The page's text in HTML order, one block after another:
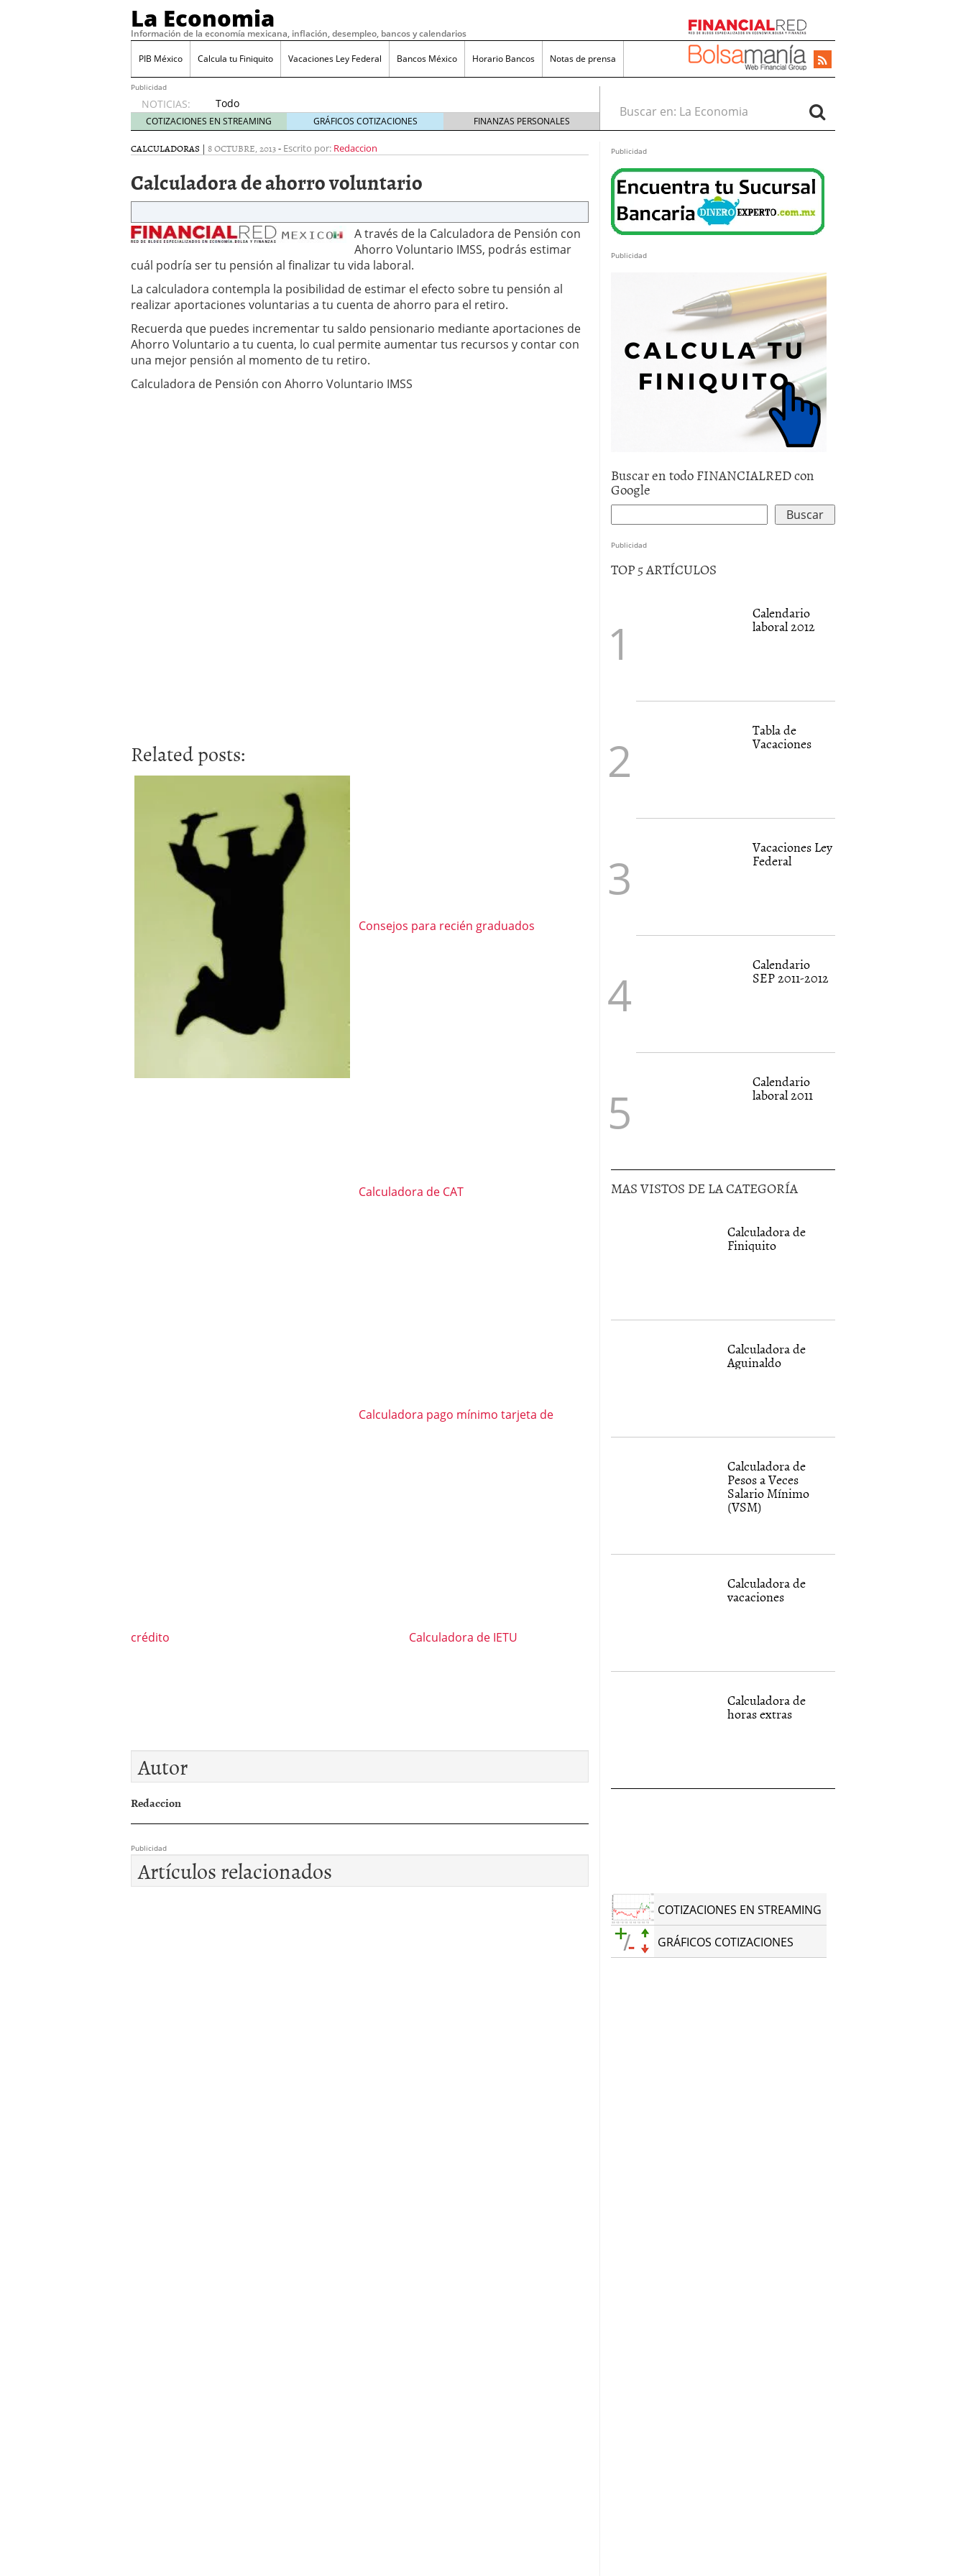
La Economia
Información de la economía mexicana, inflación, desempleo, bancos y calendarios
PIB México Calcula tu Finiquito Vacaciones Ley Federal Bancos México Horario Bancos Notas de prensa
Publicidad
NOTICIAS:
Todo
sobre
SIFX:
análisis
opiniones,
regulación,
seguridad
para
traders
en 2026
febrero
26, 2026
¿Cómo convertir el sueldo bruto a neto en México? noviembre 20, 2025
un software de control de asistencia julio 17, 2025
¿Cómo encontrar un seguro de auto económico? abril 9, 2025
Cómo acabará el año la economía mexicana; predicciones y avances
noviembre 29, 2024
COTIZACIONES EN STREAMING GRÁFICOS COTIZACIONES FINANZAS PERSONALES
Buscar en:
CALCULADORAS | 8 OCTUBRE, 2013- Escrito por: Redaccion
Calculadora de ahorro voluntario
A través de la Calculadora de Pensión con
Ahorro Voluntario IMSS, podrás estimar
cuál podría ser tu pensión al finalizar tu vida laboral.
La calculadora contempla la posibilidad de estimar el efecto sobre tu pensión al
realizar aportaciones voluntarias a tu cuenta de ahorro para el retiro.
Recuerda que puedes incrementar tu saldo pensionario mediante aportaciones de
Ahorro Voluntario a tu cuenta, lo cual permite aumentar tus recursos y contar con
una mejor pensión al momento de tu retiro.
Calculadora de Pensión con Ahorro Voluntario IMSS
Related posts:
Consejos para recién graduados
Calculadora de CAT
Calculadora pago mínimo tarjeta de
crédito Calculadora de IETU
Autor
Redaccion
Publicidad
Artículos relacionados
Publicidad
Publicidad
Buscar en todo FINANCIALRED con
Google
Publicidad
TOP 5 ARTÍCULOS
Calendario
laboral 2012
Tabla de
Vacaciones
Vacaciones Ley
Federal
Calendario
SEP 2011-2012
Calendario
laboral 2011
MAS VISTOS DE LA CATEGORÍA
Calculadora de
Finiquito
Calculadora de
Aguinaldo
Calculadora de
Pesos a Veces
Salario Mínimo
(VSM)
Calculadora de
vacaciones
Calculadora de
horas extras
COTIZACIONES EN STREAMING
GRÁFICOS COTIZACIONES